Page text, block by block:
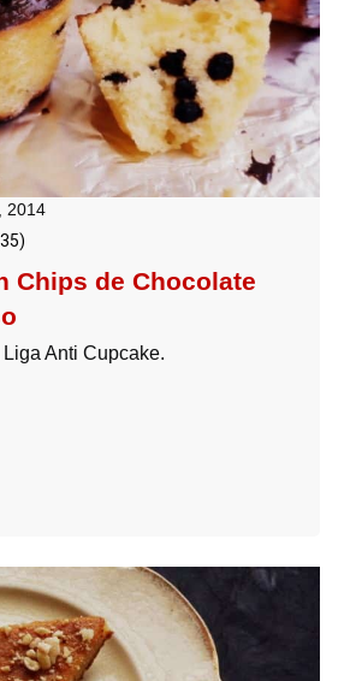
2014
35)
Chips de Chocolate
Anti Cupcake.